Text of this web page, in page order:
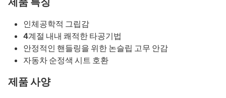
인체공학적 그립감
4계절 내내 쾌적한 타공기법
안정적인 핸들링을 위한 논슬립 고무 안감
자동차 순정색 시트 호환
제품 사양